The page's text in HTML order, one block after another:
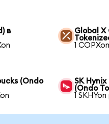
в
Global X
1
(Ondo
SK
(Ondo
1